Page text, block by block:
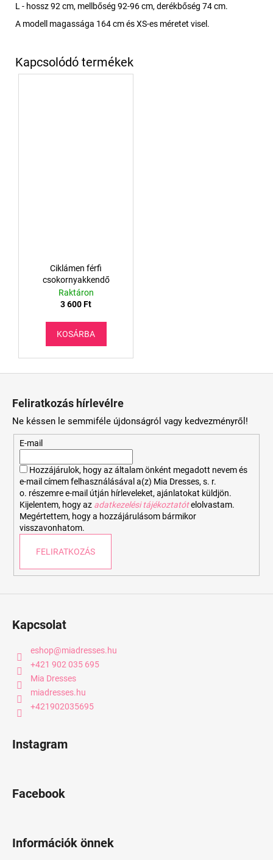
L - hossz 92 cm, mellbőség 92-96 cm, derékbőség 74 cm.
A modell magassága 164 cm és XS-es méretet visel.
Ciklámen férfi
csokornyakkendő
Raktáron
3 600 Ft
KOSÁRBA
Feliratkozás hírlevélre
Ne késsen le semmiféle újdonságról vagy kedvezményről!
E-mail
Hozzájárulok, hogy az általam önként megadott nevem és
e-mail címem felhasználásával a(z) Mia Dresses, s. r.
o. részemre e-mail útján hírleveleket, ajánlatokat küldjön.
Kijelentem, hogy az adatkezelési tájékoztatót elolvastam.
Megértettem, hogy a hozzájárulásom bármikor
visszavonhatom.
FELIRATKOZÁS
Kapcsolat
eshop@miadresses.hu
+421 902 035 695
Mia Dresses
miadresses.hu
+421902035695
Instagram
Facebook
Információk önnek